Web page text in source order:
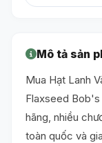
Mô tả sản
Mua Hạt Lanh
Flaxseed Bob's
hãng, nhiều
toàn quốc và